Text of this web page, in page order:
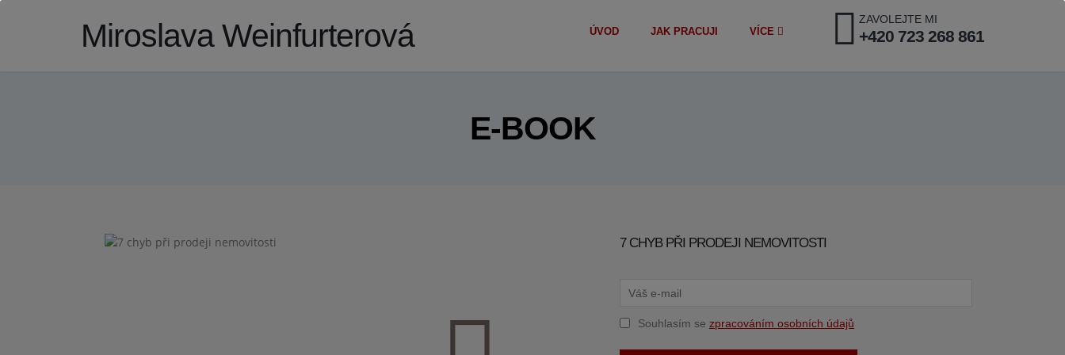
Miroslava Weinfurterová ZAVOLEJTE MI
+420 723 268 861
ÚVOD JAK PRACUJI VÍCE
E-BOOK
7 CHYB PŘI PRODEJI NEMOVITOSTI
Souhlasím se zpracováním osobních údajů